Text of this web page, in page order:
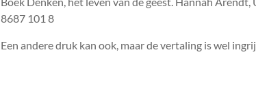
8687 101 8
Een andere druk kan ook, maar de vertaling is wel